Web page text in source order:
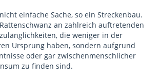
einfache Sache, so ein Streckenbau.
an zahlreich auftretenden
die weniger in der
Ursprung haben, sondern aufgrund
oder gar zwischenmenschlicher
zu finden sind.